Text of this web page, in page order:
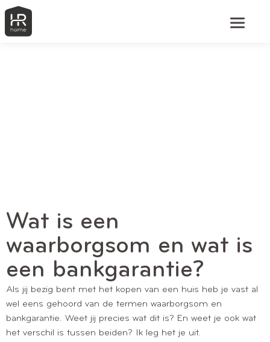
Wat is een
waarborgsom en wat is
een bankgarantie?
Als jij bezig bent met het kopen van een huis heb je vast al
wel eens gehoord van de termen waarborgsom en
bankgarantie. Weet jij precies wat dit is? En weet je ook wat
het verschil is tussen beiden? Ik leg het je uit.